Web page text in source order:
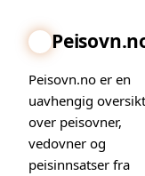
Peisovn.no er en
uavhengig oversikt
over peisovner,
vedovner og
peisinnsatser fra